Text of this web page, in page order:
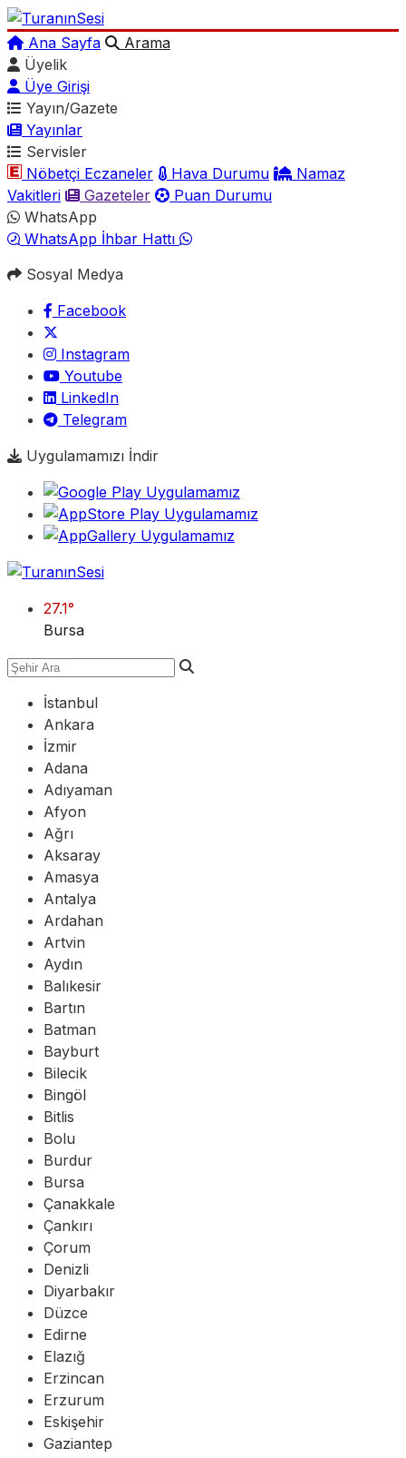
Ana Sayfa
Arama
Üyelik
Üye Girişi
Yayın/Gazete
Yayınlar
Servisler
Nöbetçi Eczaneler
Hava Durumu
Namaz
Vakitleri
Gazeteler
Puan Durumu
WhatsApp
WhatsApp İhbar Hattı
Sosyal Medya
Facebook
Instagram
Youtube
LinkedIn
Telegram
Uygulamamızı İndir
27.1°
Bursa
İstanbul
Ankara
İzmir
Adana
Adıyaman
Afyon
Ağrı
Aksaray
Amasya
Antalya
Ardahan
Artvin
Aydın
Balıkesir
Bartın
Batman
Bayburt
Bilecik
Bingöl
Bitlis
Bolu
Burdur
Bursa
Çanakkale
Çankırı
Çorum
Denizli
Diyarbakır
Düzce
Edirne
Elazığ
Erzincan
Erzurum
Eskişehir
Gaziantep